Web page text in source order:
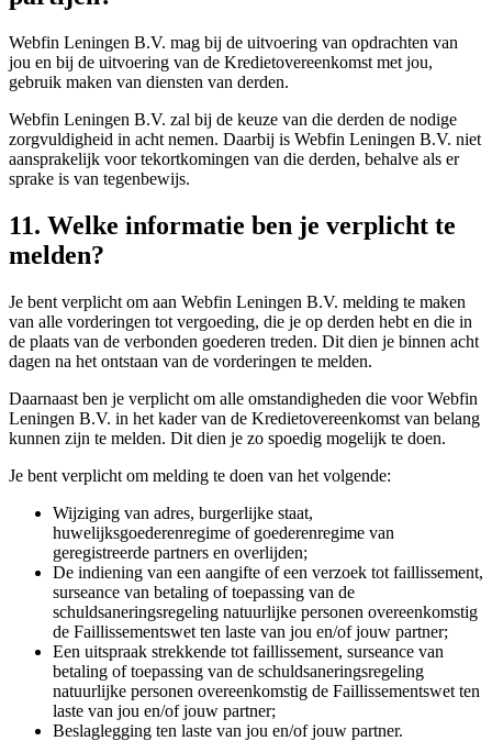
Webfin Leningen B.V. mag bij de uitvoering van opdrachten van
jou en bij de uitvoering van de Kredietovereenkomst met jou,
gebruik maken van diensten van derden.
Webfin Leningen B.V. zal bij de keuze van die derden de nodige
zorgvuldigheid in acht nemen. Daarbij is Webfin Leningen B.V. niet
aansprakelijk voor tekortkomingen van die derden, behalve als er
sprake is van tegenbewijs.
11. Welke informatie ben je verplicht te
melden?
Je bent verplicht om aan Webfin Leningen B.V. melding te maken
van alle vorderingen tot vergoeding, die je op derden hebt en die in
de plaats van de verbonden goederen treden. Dit dien je binnen acht
dagen na het ontstaan van de vorderingen te melden.
Daarnaast ben je verplicht om alle omstandigheden die voor Webfin
Leningen B.V. in het kader van de Kredietovereenkomst van belang
kunnen zijn te melden. Dit dien je zo spoedig mogelijk te doen.
Je bent verplicht om melding te doen van het volgende:
Wijziging van adres, burgerlijke staat,
huwelijksgoederenregime of goederenregime van
geregistreerde partners en overlijden;
De indiening van een aangifte of een verzoek tot faillissement,
surseance van betaling of toepassing van de
schuldsaneringsregeling natuurlijke personen overeenkomstig
de Faillissementswet ten laste van jou en/of jouw partner;
Een uitspraak strekkende tot faillissement, surseance van
betaling of toepassing van de schuldsaneringsregeling
natuurlijke personen overeenkomstig de Faillissementswet ten
laste van jou en/of jouw partner;
Beslaglegging ten laste van jou en/of jouw partner.